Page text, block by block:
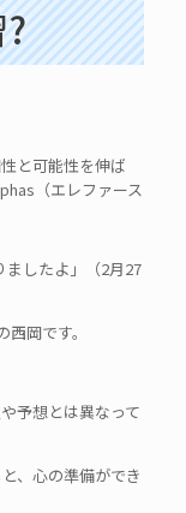
と可能性を伸ば
（エレファース
したよ」（2月27
岡です。
予想とは異なって
、心の準備ができ